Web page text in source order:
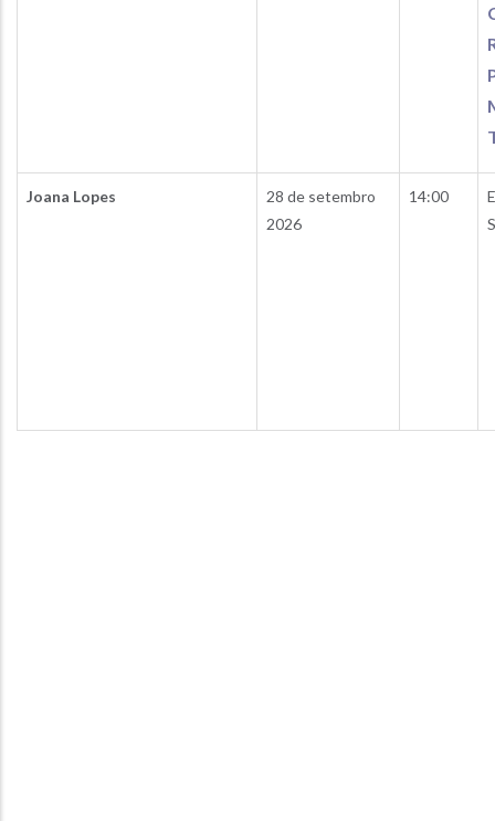
Joana Lopes
28 de setembro
2026
14:00